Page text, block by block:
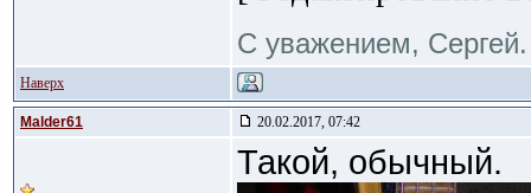
С уважением, Сергей.
Наверх
Malder61 20.02.2017, 07:42
Такой, обычный.